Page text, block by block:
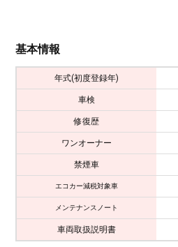
基本情報
年式(初度登録年)
車検
修復歴
ワンオーナー
禁煙車
エコカー減税対象車
メンテナンスノート
車両取扱説明書